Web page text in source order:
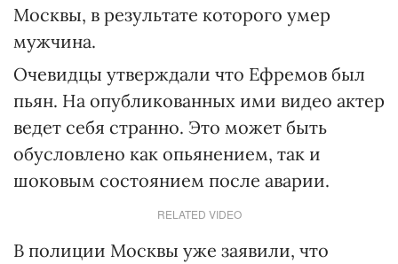
Москвы, в результате которого умер
мужчина.
Очевидцы утверждали что Ефремов был
пьян. На опубликованных ими видео актер
ведет себя странно. Это может быть
обусловлено как опьянением, так и
шоковым состоянием после аварии.
RELATED VIDEO
В полиции Москвы уже заявили, что